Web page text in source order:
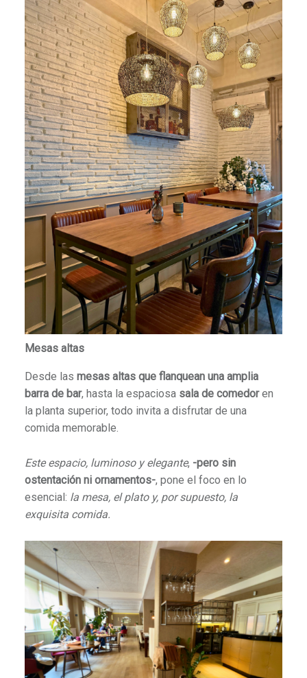
Mesas altas
Desde las mesas altas que flanquean una amplia
barra de bar, hasta la espaciosa sala de comedoren
la planta superior, todo invita a disfrutar de una
comida memorable.
Este espacio, luminoso y elegante, -pero sin
ostentación ni ornamentos-, pone el foco en lo
esencial: la mesa, el plato y, por supuesto, la
exquisita comida.